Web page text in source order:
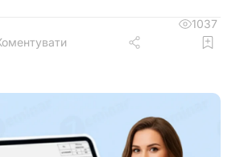
із сервісами
1037